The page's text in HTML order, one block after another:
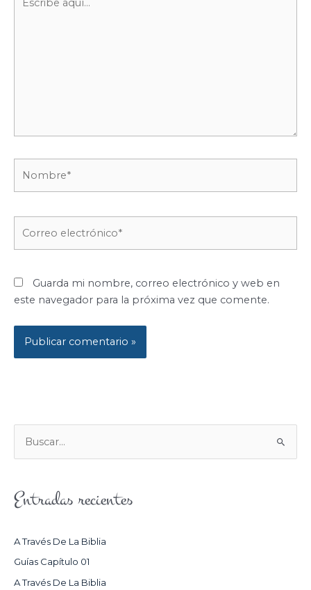
aquí...
Guarda mi nombre, correo electrónico y web en
este navegador para la próxima vez que comente.
U
C
Entradas recientes
A Través De La Biblia
Guías Capítulo 01
A Través De La Biblia